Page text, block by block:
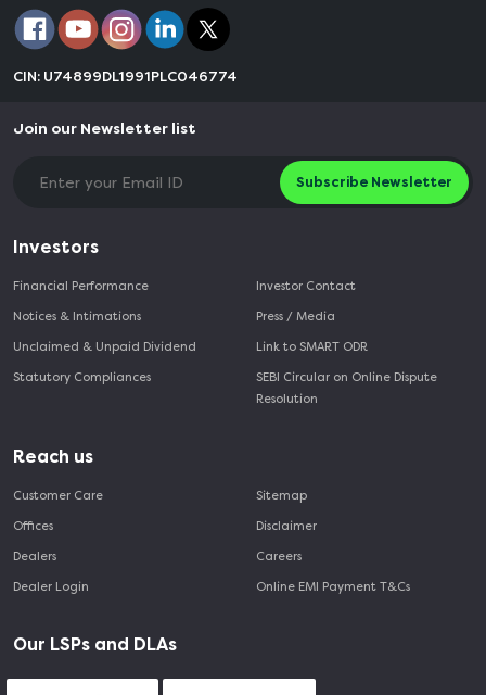
CIN: U74899DL1991PLC046774
Join our Newsletter list
Subscribe Newsletter
Investors
Financial Performance
Notices & Intimations
Unclaimed & Unpaid Dividend
Statutory Compliances
Investor Contact
Press / Media
Link to SMART ODR
SEBI Circular on Online Dispute
Resolution
Reach us
Customer Care
Offices
Dealers
Dealer Login
Sitemap
Disclaimer
Careers
Online EMI Payment T&Cs
Our LSPs and DLAs